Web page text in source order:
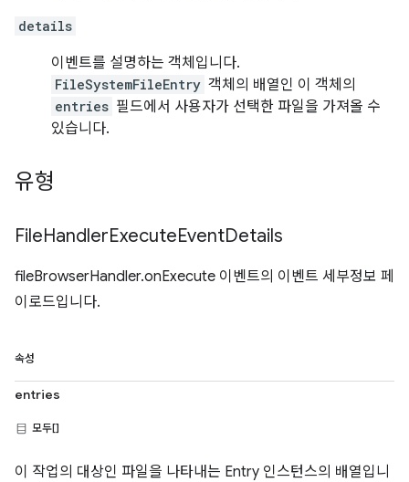
details
이벤트를 설명하는 객체입니다.
FileSystemFileEntry 객체의 배열인 이 객체의
entries 필드에서 사용자가 선택한 파일을 가져올 수
있습니다.
유형
FileHandlerExecuteEventDetails
fileBrowserHandler.onExecute 이벤트의 이벤트 세부정보 페
이로드입니다.
속성
entries
모두[]
이 작업의 대상인 파일을 나타내는 Entry 인스턴스의 배열입니